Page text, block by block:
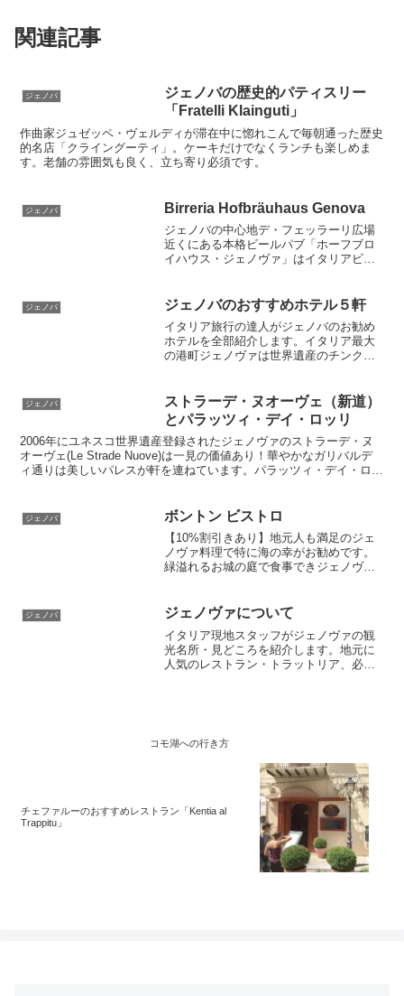
関連記事
ジェノバ
ジェノバの歴史的パティスリー
「Fratelli Klainguti」
作曲家ジュゼッペ・ヴェルディが滞在中に惚れこんで毎朝通った歴史
的名店「クライングーティ」。ケーキだけでなくランチも楽しめま
す。老舗の雰囲気も良く、立ち寄り必須です。
ジェノバ Birreria Hofbräuhaus Genova
ジェノバの中心地デ・フェッラーリ広場
近くにある本格ビールパブ「ホーフブロ
イハウス・ジェノヴァ」はイタリアビー
北イタリアのアルト・アディジェとチロ
ル地方の料理が食べられます。ジェノバ
観光でのどの渇きを感じたらこのビアホ
ールに直行しよう！旅行の楽しい思い出
になる美味しいお店です。
ジェノバ ジェノバのおすすめホテル５軒
イタリア旅行の達人がジェノバのお勧め
ホテルを全部紹介します。イタリア最大
の港町ジェノヴァは世界遺産のチンクエ
最近は特に人気観光地となっています。
海の幸も美味しくのんびりと充実した観
光が楽しめます。
ジェノバ
ストラーデ・ヌオーヴェ（新道）
とパラッツィ・デイ・ロッリ
2006年にユネスコ世界遺産登録されたジェノヴァのストラーデ・ヌ
オーヴェ(Le Strade Nuove)は一見の価値あり！華やかなガリバルデ
ィ通りは美しいパレスが軒を連ねています。パラッツィ・デイ・ロッ
ジェノバ ボントン ビストロ
【10%割引きあり】地元人も満足のジェ
ノヴァ料理で特に海の幸がお勧めです。
緑溢れるお城の庭で食事できジェノヴァ
穴場のカフェ・レストランです。ランチ
のみ営業しています。
ジェノバ ジェノヴァについて
イタリア現地スタッフがジェノヴァの観
光名所・見どころを紹介します。地元に
人気のレストラン・トラットリア、必見
コモ湖への行き方
チェファルーのおすすめレストラン「Kentia al
Trappitu」